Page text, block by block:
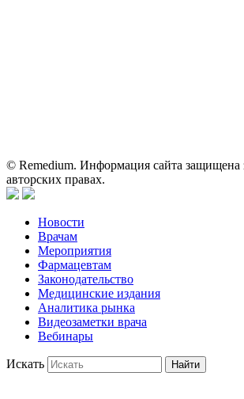
© Remedium. Информация сайта защищена
авторских правах.
Новости
Врачам
Мероприятия
Фармацевтам
Законодательство
Медицинские издания
Аналитика рынка
Видеозаметки врача
Вебинары
Искать Найти